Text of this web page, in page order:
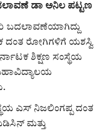
ಬದಲಾವಣೆ ಡಾ ಅನಿಲ ಪಟ್ಟಣ
ಬದಲಾವಣೆಯಾಗಿದ್ದು
ದಂತ ರೋಗಿಗಳಿಗೆ ಯಶಸ್ವಿ
ಶಿಕ್ಷಣ ಸಂಸ್ಥೆಯ
ಎಸ್ ನಿಜಲಿಂಗಪ್ಪ ದಂತ
ಮತ್ತು